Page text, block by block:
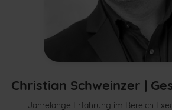
Christian Schweinzer |
Jahrelange Erfahrung im Bereich